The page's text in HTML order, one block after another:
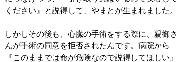
ください』と説得して、やまとが生まれました。
しかしその後も、心臓の手術をする際に、親御さ
んが手術の同意を拒否されたんです。病院から
『このままでは命が危険なので説得してほしい』